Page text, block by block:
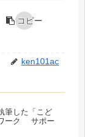
コピー
ken101ac
筆した「こど
ーク サポー